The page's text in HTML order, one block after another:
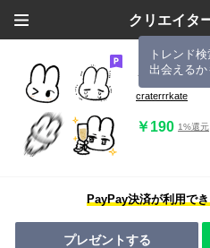
クリエイタ
トレンド
出会えるか
うさぎちゃ
craterrrkate
￥190 1%還元
PayPay決済が利用で
プレゼントする